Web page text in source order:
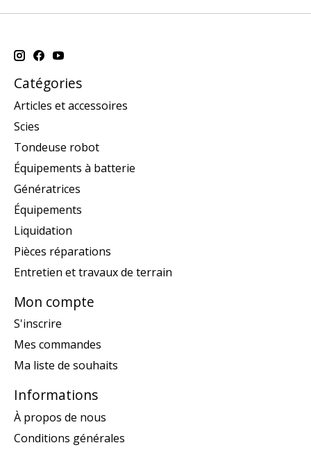
Catégories
Articles et accessoires
Scies
Tondeuse robot
Équipements à batterie
Génératrices
Équipements
Liquidation
Pièces réparations
Entretien et travaux de terrain
Mon compte
S'inscrire
Mes commandes
Ma liste de souhaits
Informations
À propos de nous
Conditions générales